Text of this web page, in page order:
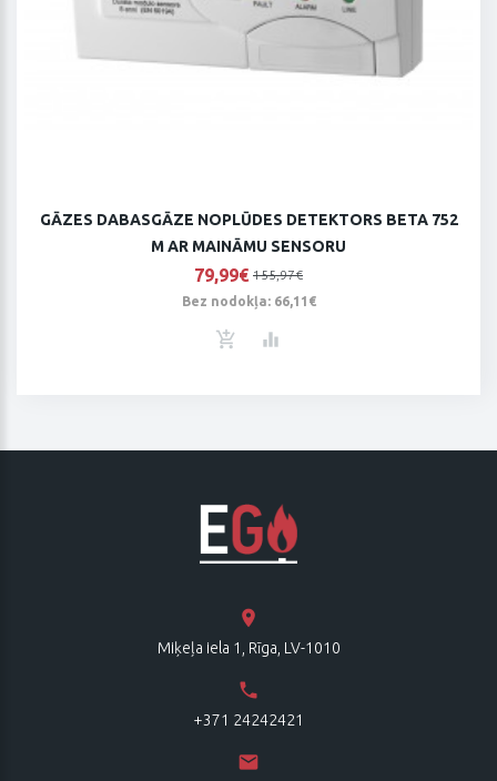
GĀZES DABASGĀZE NOPLŪDES DETEKTORS BETA 752
M AR MAINĀMU SENSORU
79,99€ 155,97€
Bez nodokļa: 66,11€
Miķeļa iela 1, Rīga, LV-1010
+371 24242421